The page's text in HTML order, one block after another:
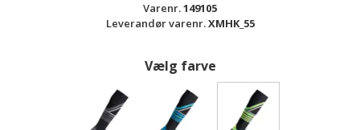
Varenr.149105
Leverandør varenr.XMHK_55
Vælg farve